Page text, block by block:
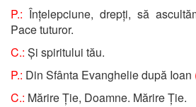
P.: Înțelepciune, drepți, să
Pace tuturor.
C.: Și spiritului tău.
P.: Din Sfânta Evanghelie după Ioan
C.: Mărire Ție, Doamne. Mărire Ție.